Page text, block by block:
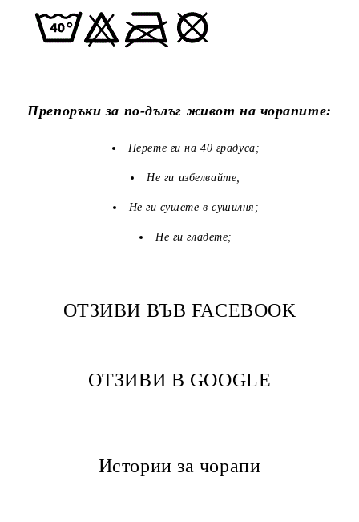
Препоръки за по-дълъг живот на чорапите:
Перете ги на 40 градуса;
Не ги избелвайте;
Не ги сушете в сушилня;
Не ги гладете;
ОТЗИВИ ВЪВ FACEBOOK
ОТЗИВИ В GOOGLE
Истории за чорапи